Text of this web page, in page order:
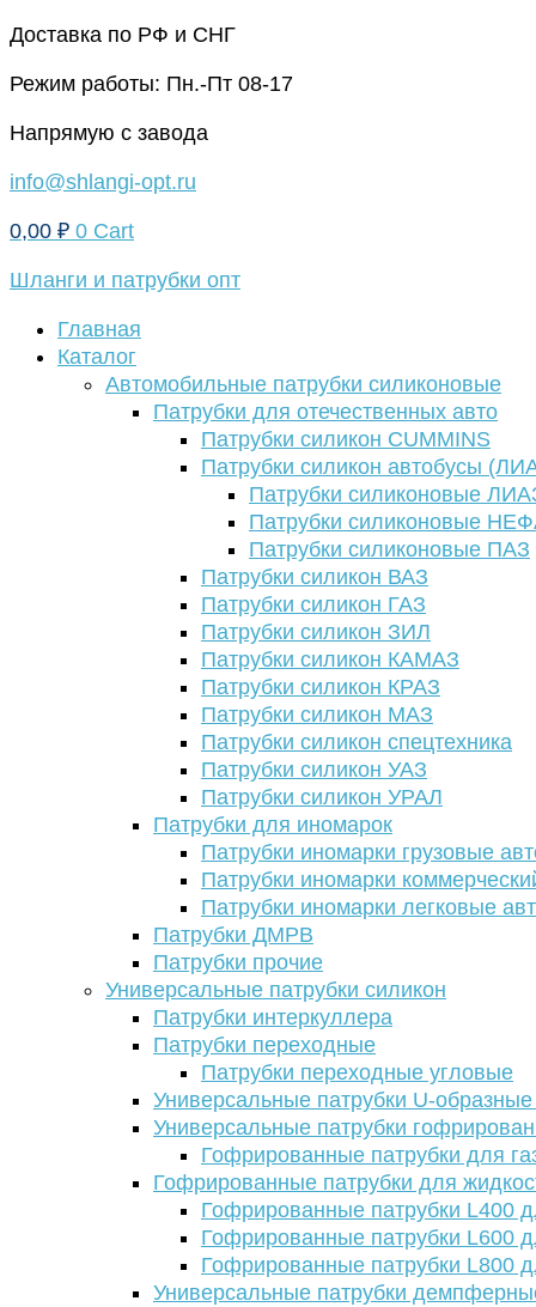
Перейти
содержимому
Доставка по РФ и СНГ
Режим работы: Пн.-Пт 08-17
Напрямую с завода
info@shlangi-opt.ru
0,00 ₽ 0 Cart
Шланги и патрубки опт
Главная
Каталог
Автомобильные патрубки силиконовые
Патрубки для отечественных авто
Патрубки силикон CUMMINS
Патрубки силикон автобусы
Патрубки силиконовые
Патрубки силиконовые
Патрубки силиконовые ПАЗ
Патрубки силикон ВАЗ
Патрубки силикон ГАЗ
Патрубки силикон ЗИЛ
Патрубки силикон КАМАЗ
Патрубки силикон КРАЗ
Патрубки силикон МАЗ
Патрубки силикон спецтехника
Патрубки силикон УАЗ
Патрубки силикон УРАЛ
Патрубки для иномарок
Патрубки иномарки грузовые
Патрубки иномарки
Патрубки иномарки легковые
Патрубки ДМРВ
Патрубки прочие
Универсальные патрубки силикон
Патрубки интеркуллера
Патрубки переходные
Патрубки переходные угловые
Универсальные патрубки U-
Универсальные патрубки
Гофрированные патрубки для
Гофрированные патрубки для
Гофрированные патрубки L400
Гофрированные патрубки L600
Гофрированные патрубки L800
Универсальные патрубки